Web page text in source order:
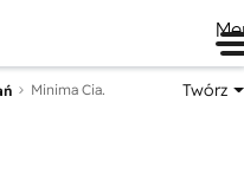
Minima Cia. Twórz